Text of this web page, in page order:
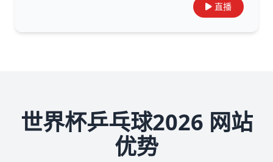
直播
世界杯乒乓球2026 网站
优势